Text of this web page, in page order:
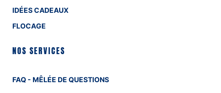
IDÉES CADEAUX
FLOCAGE
NOS SERVICES
FAQ - MÊLÉE DE QUESTIONS